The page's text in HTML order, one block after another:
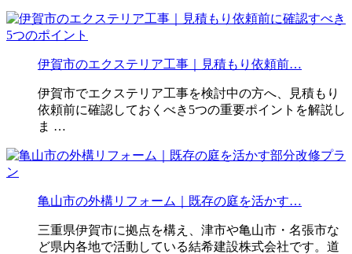
伊賀市のエクステリア工事｜見積もり依頼前…
伊賀市でエクステリア工事を検討中の方へ、見積もり
依頼前に確認しておくべき5つの重要ポイントを解説し
ま …
亀山市の外構リフォーム｜既存の庭を活かす…
三重県伊賀市に拠点を構え、津市や亀山市・名張市な
ど県内各地で活動している結希建設株式会社です。道